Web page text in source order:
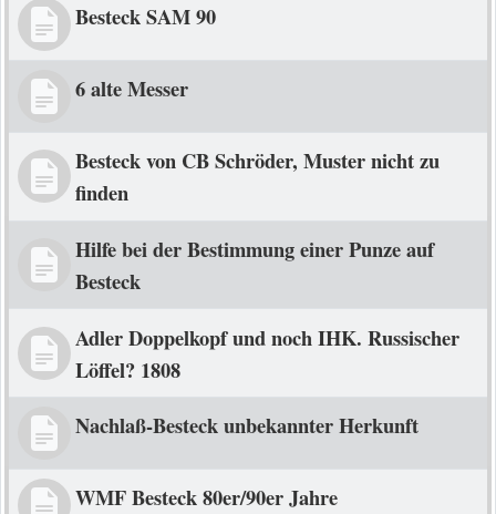
Besteck SAM 90
6 alte Messer
Besteck von CB Schröder, Muster nicht zu
finden
Hilfe bei der Bestimmung einer Punze auf
Besteck
Adler Doppelkopf und noch IHK. Russischer
Löffel? 1808
Nachlaß-Besteck unbekannter Herkunft
WMF Besteck 80er/90er Jahre